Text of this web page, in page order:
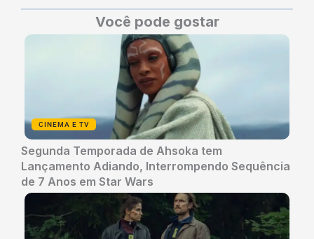
Você pode gostar
CINEMA E TV
Segunda Temporada de Ahsoka tem
Lançamento Adiando, Interrompendo Sequência
de 7 Anos em Star Wars